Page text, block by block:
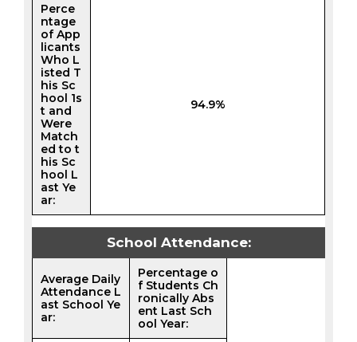
Perce
ntage
of App
licants
Who L
isted T
his Sc
hool 1s
t and
Were
Match
ed to t
his Sc
hool L
ast Ye
ar:
94.9%
School Attendance:
Average Daily
Attendance L
ast School Ye
ar:
Percentage o
f Students Ch
ronically Abs
ent Last Sch
ool Year: